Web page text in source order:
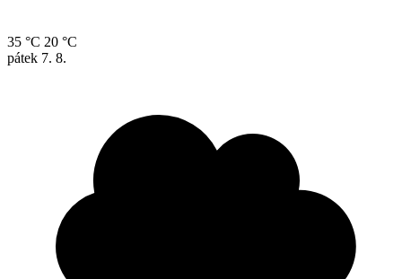
35 °C 20 °C
pátek 7. 8.